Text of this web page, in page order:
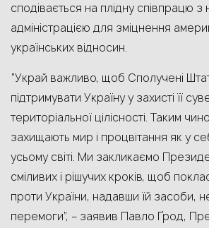
сподівається на плідну співпрацю
адміністрацією для зміцнення
українських відносин.
“Украй важливо, щоб Сполучені
підтримувати Україну у захисті її
територіальної цілісності. Таким
захищають мир і процвітання як у
усьому світі. Ми закликаємо
сміливих і рішучих кроків, щоб
проти України, надавши їй засоби,
перемоги”, – заявив Павло Ґрод,